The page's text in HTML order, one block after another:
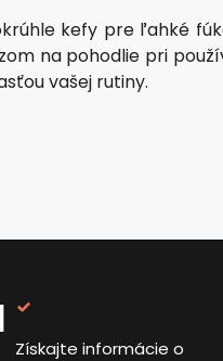
kefy pre ľahké
na pohodlie pri
vašej rutiny.
Získajte informácie o